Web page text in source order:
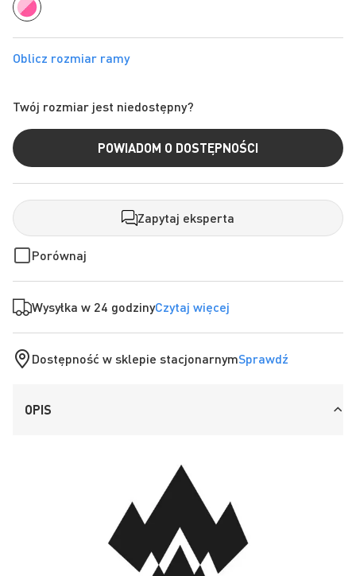
Zapytaj eksperta
Porównaj
Wysyłka w 24 godzinyCzytaj więcej
Dostępność w sklepie stacjonarnymSprawdź
Twój rozmiar jest niedostępny?
POWIADOM O DOSTĘPNOŚCI
OPIS